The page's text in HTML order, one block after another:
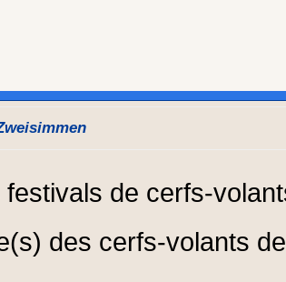
des cerfs-volants de